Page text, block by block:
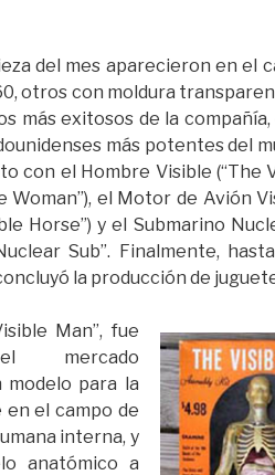
del mes aparecieron en el
otros con moldura
más exitosos de la
más potentes del
con el Hombre Visible (“The
Woman”), el Motor de Avión
Horse”) y el Submarino
Sub”. Finalmente,
la producción de
Man”, fue
mercado
modelo para la
en el campo de
interna, y
anatómico a